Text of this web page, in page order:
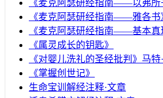
《麦克阿瑟研经指南——以弗所
《麦克阿瑟研经指南——雅各书
《麦克阿瑟研经指南——基本真
《属灵成长的钥匙》
《对婴儿洗礼的圣经批判》马特
《掌握创世记》
生命宝训解经注释·文章